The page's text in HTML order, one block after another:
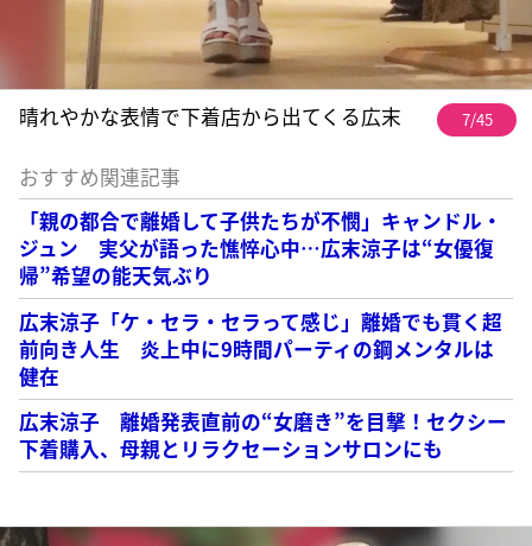
晴れやかな表情で下着店から出てくる広末 7/45
おすすめ関連記事
「親の都合で離婚して子供たちが不憫」キャンドル・
ジュン 実父が語った憔悴心中…広末涼子は“女優復
帰”希望の能天気ぶり
広末涼子「ケ・セラ・セラって感じ」離婚でも貫く超
前向き人生 炎上中に9時間パーティの鋼メンタルは
健在
広末涼子 離婚発表直前の“女磨き”を目撃！セクシー
下着購入、母親とリラクセーションサロンにも